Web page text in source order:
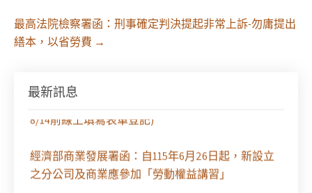
最高法院檢察署函：刑事確定判決提起非常上訴-勿庸提出
繕本，以省勞費 →
最新訊息
徵求參與115年教師法律諮詢補助計畫人才庫(請於
8/14前線上填寫表單登記)
經濟部商業發展署函：自115年6月26日起，新設立
之分公司及商業應參加「勞動權益講習」